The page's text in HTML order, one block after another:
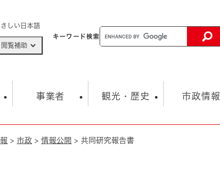
しい日本語
閲覧補助
キーワード検索
育て
・生活 生涯学習・スポーツ
事業者
入札・契約情報
観光・歴史
観光スポット
市政情報
市の概要 総合計画
オープンデータ
> 市政 > 情報公開 > 共同研究報告書